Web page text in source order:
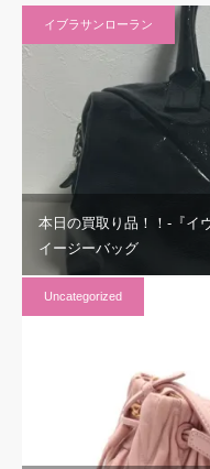
イブラサンローラン
本日の買取り品！！-『イ
イージーバッグ
Uncategorized